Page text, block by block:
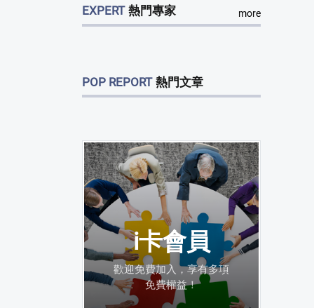
EXPERT 熱門專家 more
POP REPORT 熱門文章
i卡會員
歡迎免費加入，享有多項
免費權益！